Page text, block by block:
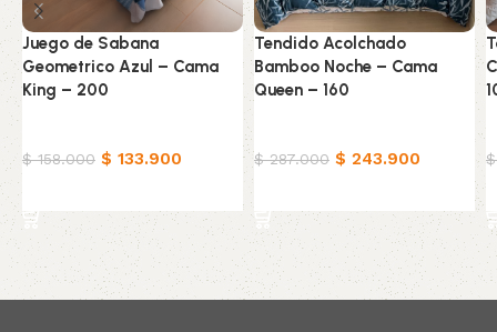
Juego de Sabana
Geometrico Azul – Cama
King – 200
$158.000 $ 133.900
Tendido Acolchado
Bamboo Noche – Cama
Queen – 160
$287.000 $ 243.900 $
Read More